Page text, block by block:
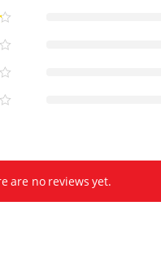
are no reviews yet.